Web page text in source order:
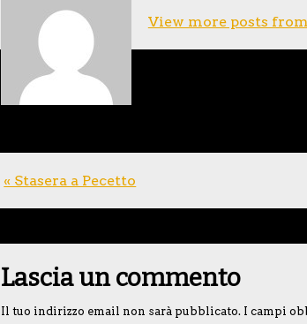
View more posts
« Stasera a Pecetto
Lascia un commento
Il tuo indirizzo email non sarà pubblicato. I campi